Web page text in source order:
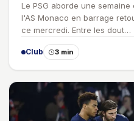
Le PSG aborde une
l'AS Monaco en barrage
ce mercredi. Entre les dout…
Club 3 min